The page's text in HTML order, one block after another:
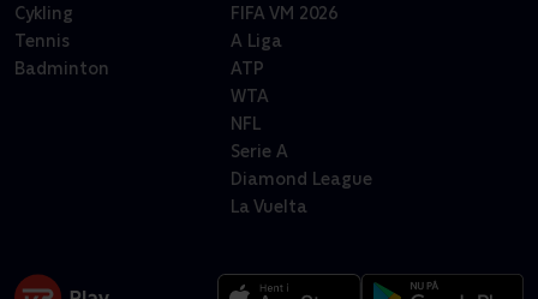
Cykling
Tennis
Badminton
FIFA VM 2026
A Liga
ATP
WTA
NFL
Serie A
Diamond League
La Vuelta